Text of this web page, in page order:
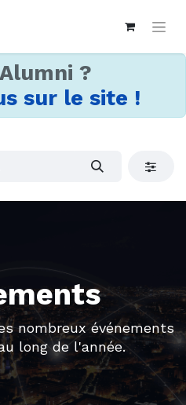
?
sur le site !
nombreux événements
long de l'année.